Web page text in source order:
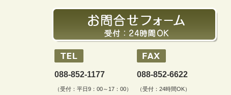
088-852-1177
（受付：平日9：00～17：00）
088-852-6622
（受付：24時間OK）